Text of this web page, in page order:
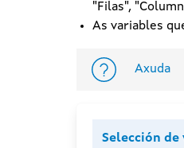
"Filas",
As variables
Axuda
Selección